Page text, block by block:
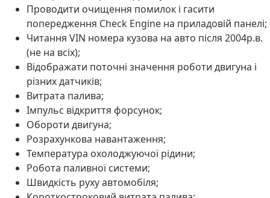
Проводити очищення помилок і гасити
попередження Check Engine на приладовій панелі;
Читання VIN номера кузова на авто після 2004р.в.
(не на всіх);
Відображати поточні значення роботи двигуна і
різних датчиків;
Витрата палива;
Імпульс відкриття форсунок;
Обороти двигуна;
Розрахункова навантаження;
Температура охолоджуючої рідини;
Робота паливної системи;
Швидкість руху автомобіля;